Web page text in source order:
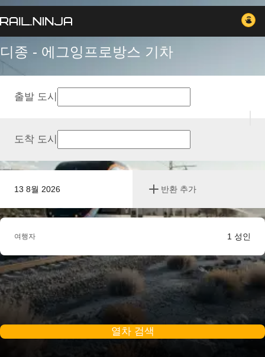
디종 - 에그잉프로방스 기차
13 8월 2026 반환 추가
출발 도시
도착 도시
여행자 1 성인
열차 검색